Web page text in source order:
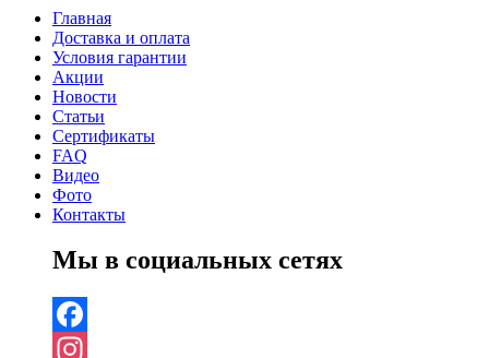
Главная
Доставка и оплата
Условия гарантии
Акции
Новости
Статьи
Сертификаты
FAQ
Видео
Фото
Контакты
Мы в социальных сетях
Facebook